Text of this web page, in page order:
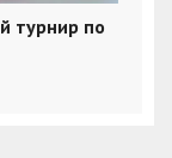
турнир по